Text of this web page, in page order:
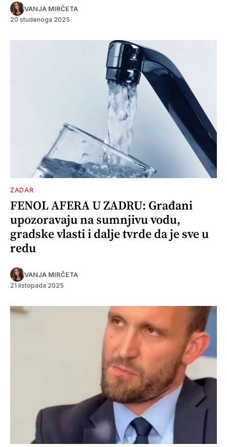
VANJA MIRČETA
20 studenoga 2025
ZADAR
FENOL AFERA U ZADRU: Građani
upozoravaju na sumnjivu vodu,
gradske vlasti i dalje tvrde da je sve u
redu
VANJA MIRČETA
21 listopada 2025